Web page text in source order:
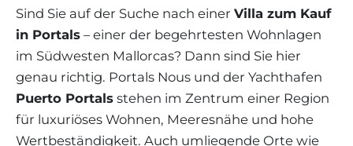
WEINGÜTER
APARTMENTANLAGEN
IMMOBILIEN VERKAUFEN
IMMOBILIEN SCOUT
BOUTIQUE-HOTEL-VERKAUFEN
LIVE VIDEO BESICHTIGUNG
STEUERN UND KAUFNEBENKOSTEN
IMMOBILIENMAKLER IN PORT ANDRATX
IMMOBILIENMAKLER IN PORTALS
UNSER TEAM
KUNDENSTIMMEN
BLOG
REGION ANDRATX
REGION SANTA PONSA
REGION PORTALS
LIFESTYLE
LIFESTYLE AUF MALLORCA
MALLORCA KULINARISCH
SHOPPING AUF MALLORCA
CHRISTIE'S
KONTAKT
Weitere Filter
Südwest-Portals
Filter löschen
Sind Sie auf der Suche nach einer Villa zum Kauf
in Portals – einer der begehrtesten Wohnlagen
im Südwesten Mallorcas? Dann sind Sie hier
genau richtig. Portals Nous und der Yachthafen
Puerto Portals stehen im Zentrum einer Region
für luxuriöses Wohnen, Meeresnähe und hohe
Wertbeständigkeit. Auch umliegende Orte wie